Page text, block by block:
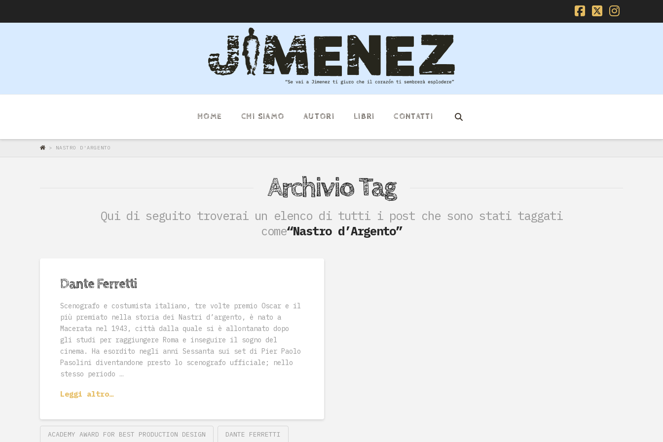
Facebook
X
HOME CHI SIAMO AUTORI LIBRI CONTATTI
> NASTRO D'ARGENTO
Archivio Tag
Qui di seguito troverai un elenco di tutti i post che sono stati taggati
come“Nastro d’Argento”
Dante Ferretti
Scenografo e costumista italiano, tre volte premio Oscar e il
più premiato nella storia dei Nastri d’argento, è nato a
Macerata nel 1943, città dalla quale si è allontanato dopo
gli studi per raggiungere Roma e inseguire il sogno del
cinema. Ha esordito negli anni Sessanta sui set di Pier Paolo
Pasolini diventandone presto lo scenografo ufficiale; nello
stesso periodo …
Leggi altro…
ACADEMY AWARD FOR BEST PRODUCTION DESIGN DANTE FERRETTI